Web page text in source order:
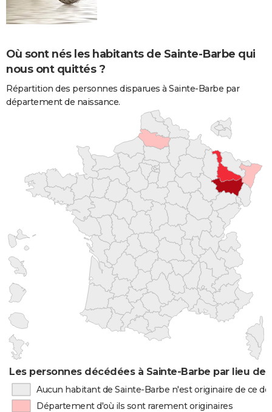
Où sont nés les habitants de Sainte-Barbe qui
nous ont quittés ?
Répartition des personnes disparues à Sainte-Barbe par
département de naissance.
Les personnes décédées à Sainte-Barbe par lieu de
Aucun habitant de Sainte-Barbe n'est originaire de ce
Département d'où ils sont rarement originaires